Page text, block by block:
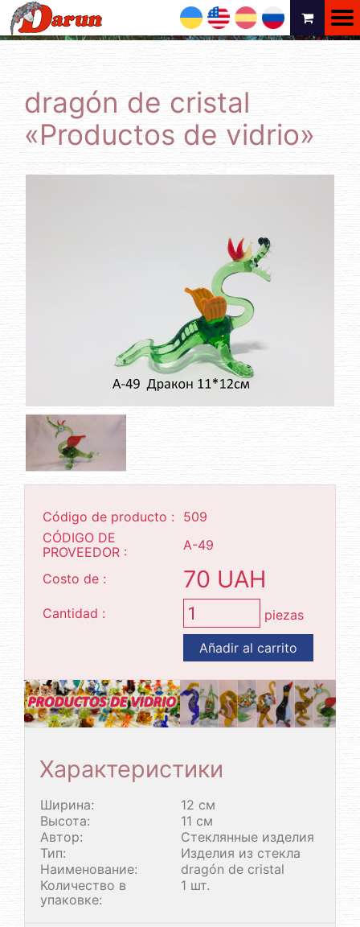
UA EN ES RU
dragón de cristal
«Productos de vidrio»
Código de producto :
509
CÓDIGO DE
PROVEEDOR :
А-49
Costo de : 70 UAH
Cantidad : piezas
Añadir al carrito
Характеристики
Ширина:
12 см
Высота:
11 см
Автор:
Стеклянные изделия
Тип:
Изделия из стекла
Наименование:
dragón de cristal
Количество в
упаковке:
1 шт.